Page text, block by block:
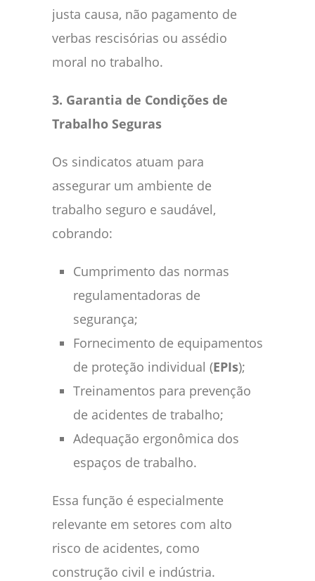
justa causa, não pagamento de
verbas rescisórias ou assédio
moral no trabalho.
3. Garantia de Condições de
Trabalho Seguras
Os sindicatos atuam para
assegurar um ambiente de
trabalho seguro e saudável,
cobrando:
Cumprimento das normas
regulamentadoras de
segurança;
Fornecimento de equipamentos
de proteção individual (EPIs);
Treinamentos para prevenção
de acidentes de trabalho;
Adequação ergonômica dos
espaços de trabalho.
Essa função é especialmente
relevante em setores com alto
risco de acidentes, como
construção civil e indústria.